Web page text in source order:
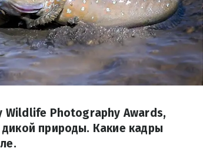
Wildlife Photography Awards,
природы. Какие кадры